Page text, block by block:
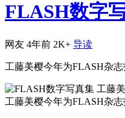
FLASH数字
网友 4年前 2K+ 导读
工藤美樱今年为FLASH杂
工藤美樱今年为FLASH杂